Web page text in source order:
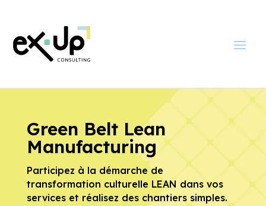
Green Belt Lean
Manufacturing
Participez à la démarche de
transformation culturelle LEAN dans vos
services et réalisez des chantiers simples.